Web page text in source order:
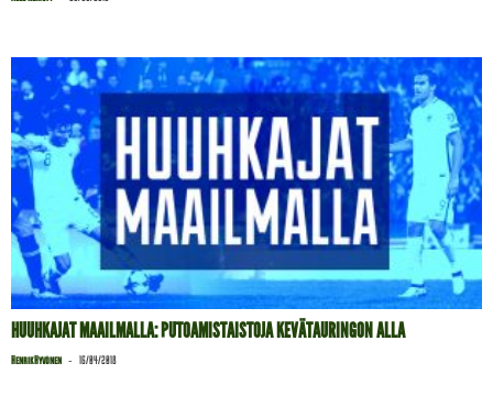
HUUHKAJAT MAAILMALLA: PUTOAMISTAISTOJA KEVÄTAURINGON ALLA
Henrik Hyvönen - 16/04/2018